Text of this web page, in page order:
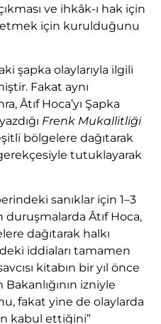
ve ihkâk-ı hak için
için kurulduğunu
şapka olaylarıyla ilgili
Fakat aynı
Âtıf Hoca’yı Şapka
Frenk Mukallitliği
bölgelere dağıtarak
tutuklayarak
sanıklar için 1–3
Âtıf Hoca,
dağıtarak halkı
iddiaları tamamen
kitabın bir yıl önce
Bakanlığının izniyle
fakat yine de olaylarda
kabul ettiğini”